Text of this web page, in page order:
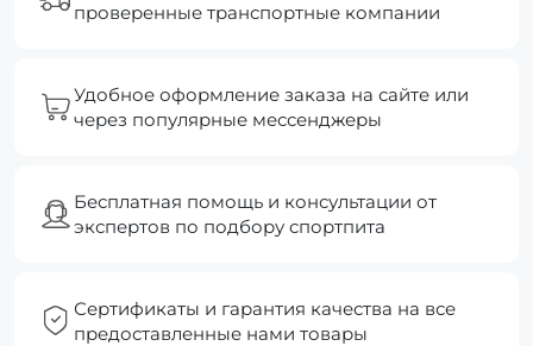
проверенные транспортные компании
Удобное оформление заказа на сайте или
через популярные мессенджеры
Бесплатная помощь и консультации от
экспертов по подбору спортпита
Сертификаты и гарантия качества на все
предоставленные нами товары